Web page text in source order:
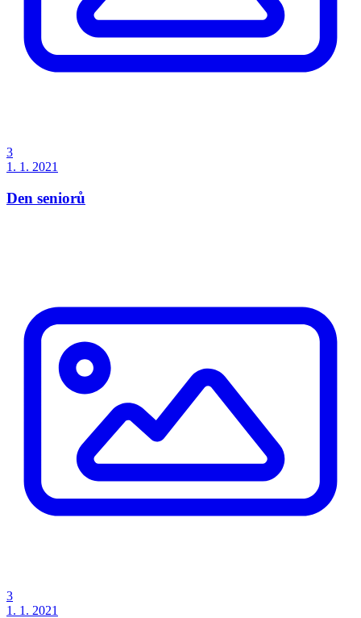
3
1. 1. 2021
Den seniorů
3
1. 1. 2021